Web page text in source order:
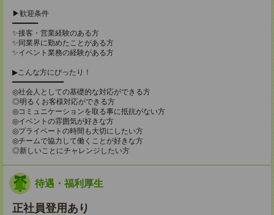
▶歓迎条件
━━━━━━
✨接客・営業経験のある方
✨同業界に勤めたことがある方
✨イベント業務の経験がある方
▶こんな方にぴったり！
━━━━━━━━━━━━
◎社会人としての基礎的な対応ができる方
◎明るくお客様対応ができる方
◎コミュニケーションを取る事に抵抗がない方
◎イベントの雰囲気が好きな方
◎プライベートの時間も大切にしたい方
◎チームで協力して働くことが好きな方
◎新しいことにチャレンジしたい方
待遇・福利厚生
正社員登用あり